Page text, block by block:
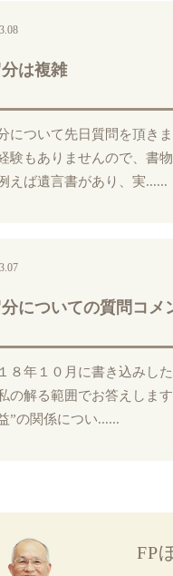
は複雑
について先日質問を頂き
験もありませんので、書
えば遺言書があり、実......
についての質問コメ
８年１０月に書き込みし
の解る範囲でお答えしま
”の関係につい......
FP